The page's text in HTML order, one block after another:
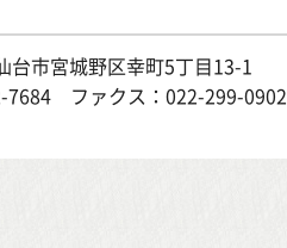
市宮城野区幸町5丁目13-1
7684 ファクス：022-299-0902